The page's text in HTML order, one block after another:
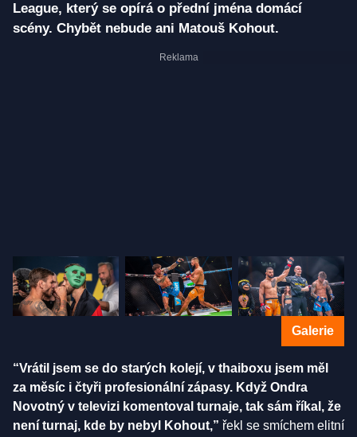
League, který se opírá o přední jména domácí
scény. Chybět nebude ani Matouš Kohout.
Galerie
“Vrátil jsem se do starých kolejí, v thaiboxu jsem měl
za měsíc i čtyři profesionální zápasy. Když Ondra
Novotný v televizi komentoval turnaje, tak sám říkal, že
není turnaj, kde by nebyl Kohout,” řekl se smíchem elitní